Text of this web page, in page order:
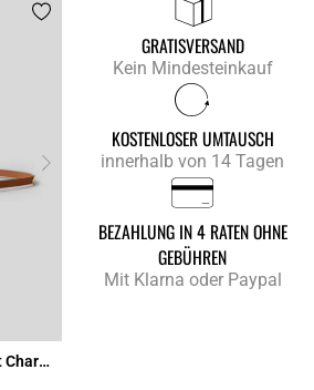
Veganer Ledergürtel mit Charms
GRATISVERSAND
Kein Mindesteinkauf
KOSTENLOSER UMTAUSCH
innerhalb von 14 Tagen
BEZAHLUNG IN 4 RATEN OHNE
GEBÜHREN
Mit Klarna oder Paypal